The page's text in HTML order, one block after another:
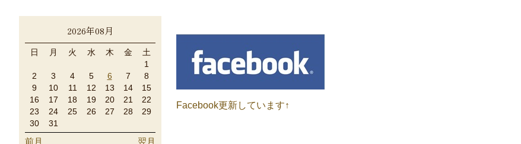
Facebook更新しています↑
2026年08月
日 月 火 水 木 金
土
1
2
3 4 5 6 7
8
9
10 11 12 13 14
15
16
17 18 19 20 21
22
23
24 25 26 27 28
29
30
31
前月 翌月